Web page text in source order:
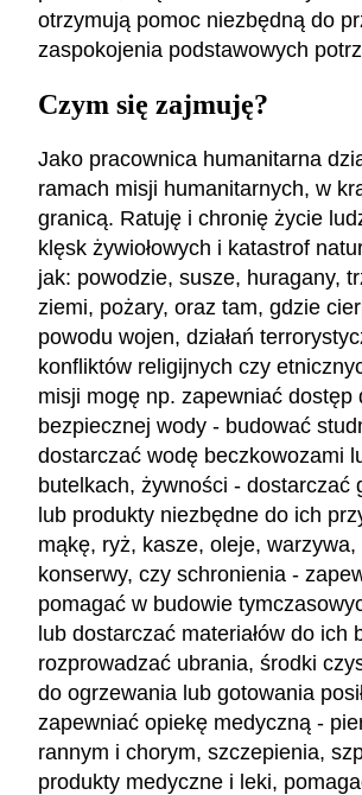
otrzymują pomoc niezbędną do
zaspokojenia podstawowych
Czym się zajmuję?
Jako pracownica humanitarna
ramach misji humanitarnych, w
granicą. Ratuję i chronię życie
klęsk żywiołowych i katastrof
jak: powodzie, susze, huragany,
ziemi, pożary, oraz tam, gdzie
powodu wojen, działań
konfliktów religijnych czy
misji mogę np. zapewniać dostęp
bezpiecznej wody - budować
dostarczać wodę beczkowozami
butelkach, żywności - dostarczać
lub produkty niezbędne do ich
mąkę, ryż, kasze, oleje, warzywa,
konserwy, czy schronienia -
pomagać w budowie
lub dostarczać materiałów do ich
rozprowadzać ubrania, środki
do ogrzewania lub gotowania
zapewniać opiekę medyczną -
rannym i chorym, szczepienia,
produkty medyczne i leki,